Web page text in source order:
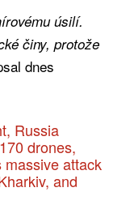
úsilí.
činy, protože
dnes
Russia
drones,
attack
and